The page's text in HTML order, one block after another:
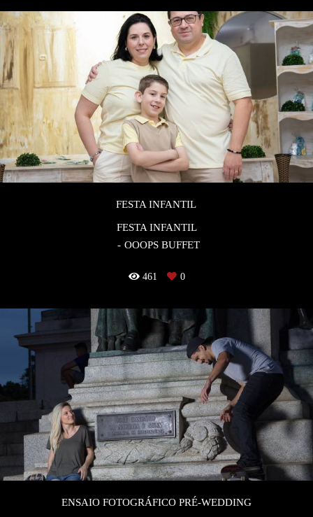
FESTA INFANTIL
FESTA INFANTIL
OOOPS BUFFET
461 0
ENSAIO FOTOGRÁFICO PRÉ-WEDDING